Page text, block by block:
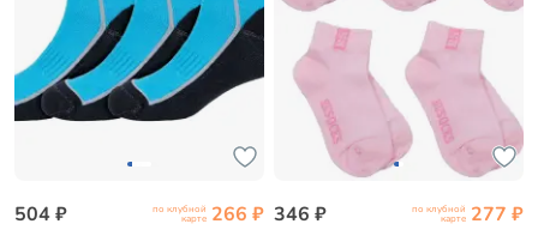
504 ₽ по клубной
карте 266 ₽ 346 ₽ по клубной
карте 277 ₽